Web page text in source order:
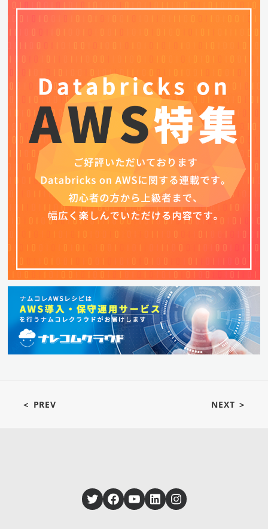
＜ PREV NEXT ＞
Twitter Facebook YouTube LinkedIn Instagram